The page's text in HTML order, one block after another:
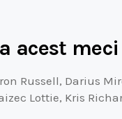
acest meci
Russell, Darius
Lottie, Kris